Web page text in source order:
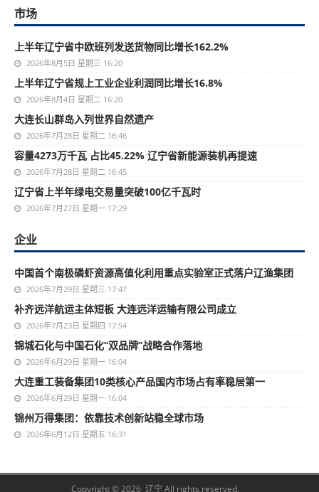
市场
上半年辽宁省中欧班列发送货物同比增长162.2%
2026年8月5日 星期三 16:20
上半年辽宁省规上工业企业利润同比增长16.8%
2026年8月4日 星期二 16:20
大连长山群岛入列世界自然遗产
2026年7月28日 星期二 16:46
容量4273万千瓦 占比45.22% 辽宁省新能源装机再提速
2026年7月28日 星期二 16:45
辽宁省上半年绿电交易量突破100亿千瓦时
2026年7月27日 星期一 17:29
企业
中国首个南极磷虾资源高值化利用重点实验室正式落户辽渔集团
2026年7月29日 星期三 17:47
补齐远洋航运主体短板 大连远洋运输有限公司成立
2026年7月23日 星期四 17:54
锦城石化与中国石化“双品牌”战略合作落地
2026年6月29日 星期一 16:04
大连重工装备集团10类核心产品国内市场占有率稳居第一
2026年6月29日 星期一 16:04
锦州万得集团：依靠技术创新站稳全球市场
2026年6月12日 星期五 16:31
Copyright © 2026 辽宁 All rights reserved.